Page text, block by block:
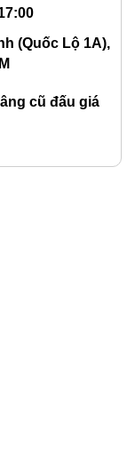
(Quốc Lộ 1A),
cũ đấu giá